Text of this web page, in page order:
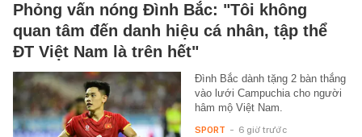
Phỏng vấn nóng Đình Bắc: "Tôi không
quan tâm đến danh hiệu cá nhân, tập thể
ĐT Việt Nam là trên hết"
Đình Bắc dành tặng 2 bàn thắng
vào lưới Campuchia cho người
hâm mộ Việt Nam.
SPORT - 6 giờ trước